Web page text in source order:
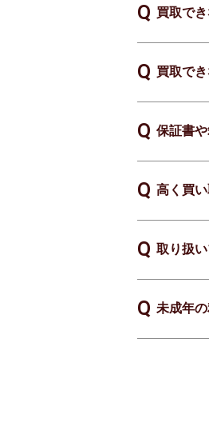
買取で
買取で
保証書
高く買
取り扱
未成年